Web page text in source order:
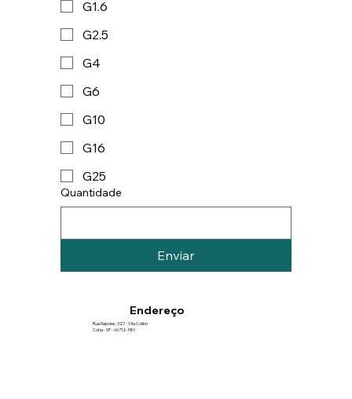
G1.6
G2.5
G4
G6
G10
G16
G25
Quantidade
Enviar
Endereço
Rua Nápoles, 327 - Vila Colibri
Cotia - SP - 06712-380